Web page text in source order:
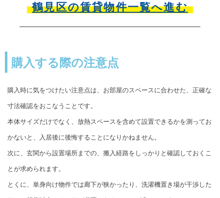
鶴見区の賃貸物件一覧へ進む
購入する際の注意点
購入時に気をつけたい注意点は、お部屋のスペースに合わせた、正確な
寸法確認をおこなうことです。
本体サイズだけでなく、放熱スペースを含めて設置できるかを測ってお
かないと、入居後に後悔することになりかねません。
次に、玄関から設置場所までの、搬入経路をしっかりと確認しておくこ
とが求められます。
とくに、単身向け物件では廊下が狭かったり、洗濯機置き場が干渉した